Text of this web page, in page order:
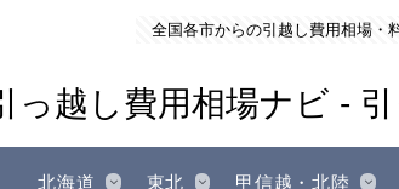
全国各市からの引越し費用相場・
北海道 東北 甲信越・北陸